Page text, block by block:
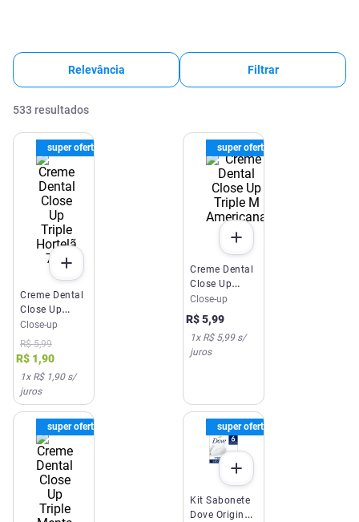
Relevância Filtrar
533 resultados
super oferta
Creme Dental
Close Up
Triple Hortelã
70g
Close-up
R$ 5,99
R$ 1,90
1x R$ 1,90s/
juros
super oferta
Creme Dental
Close Up
Triple M
Americana
70g
Close-up
R$5,99
1x R$ 5,99s/
juros
super oferta super oferta
Kit Sabonete
Dove Original